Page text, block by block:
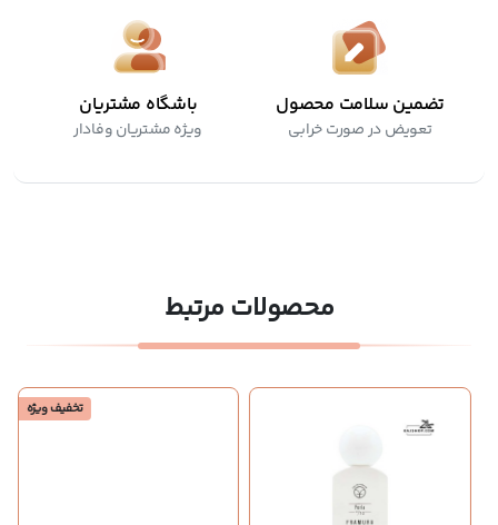
تضمین سلامت محصول
تعویض در صورت خرابی
باشگاه مشتریان
ویژه مشتریان وفادار
محصولات مرتبط
تخفیف ویژه